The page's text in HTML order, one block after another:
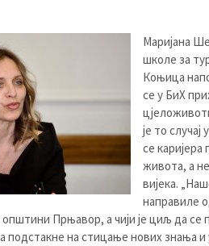
Маријана
школе за
Коњица
се у БиХ
је то
се
живота, а
вијека.
направиле
Прњавор, а чији је циљ да се
подстакне на стицање нових знања